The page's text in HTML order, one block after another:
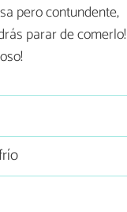
pero contundente,
parar de comerlo!